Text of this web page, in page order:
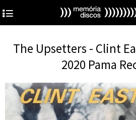
4
The Upsetters - Clint
2020 Pama